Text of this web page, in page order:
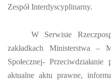
Zespół Interdyscyplinarny.
W Serwisie
zakładkach Ministerstwa –
Społecznej-
aktualne aktu prawne,